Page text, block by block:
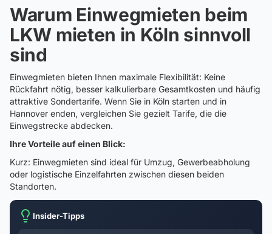
Warum Einwegmieten beim
LKW mieten in Köln sinnvoll
sind
Einwegmieten bieten Ihnen maximale Flexibilität: Keine
Rückfahrt nötig, besser kalkulierbare Gesamtkosten und häufig
attraktive Sondertarife. Wenn Sie in Köln starten und in
Hannover enden, vergleichen Sie gezielt Tarife, die die
Einwegstrecke abdecken.
Ihre Vorteile auf einen Blick:
Kurz: Einwegmieten sind ideal für Umzug, Gewerbeabholung
oder logistische Einzelfahrten zwischen diesen beiden
Standorten.
Insider-Tipps